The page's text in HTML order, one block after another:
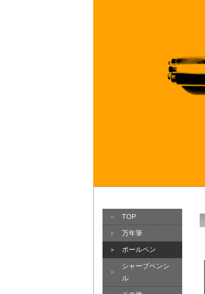
TOP
万年筆
ボールペン
シャープペンシ
ル